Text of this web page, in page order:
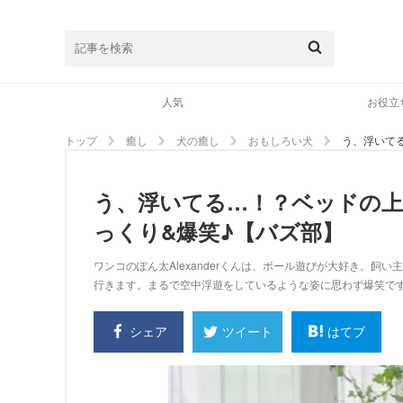
人気 お役立
トップ 癒し 犬の癒し おもしろい犬 う、浮いて
う、浮いてる…！？ベッドの
っくり&爆笑♪【バズ部】
ワンコのぽん太Alexanderくんは、ボール遊びが大好き。飼い
行きます。まるで空中浮遊をしているような姿に思わず爆笑で
シェア ツイート はてブ